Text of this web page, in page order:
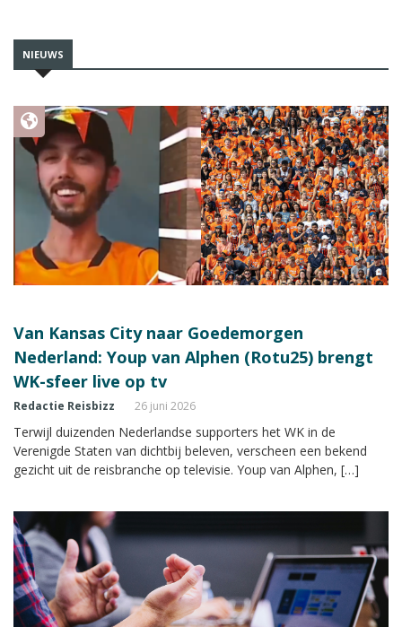
NIEUWS
Van Kansas City naar Goedemorgen
Nederland: Youp van Alphen (Rotu25) brengt
WK-sfeer live op tv
Redactie Reisbizz 26 juni 2026
Terwijl duizenden Nederlandse supporters het WK in de
Verenigde Staten van dichtbij beleven, verscheen een bekend
gezicht uit de reisbranche op televisie. Youp van Alphen, […]